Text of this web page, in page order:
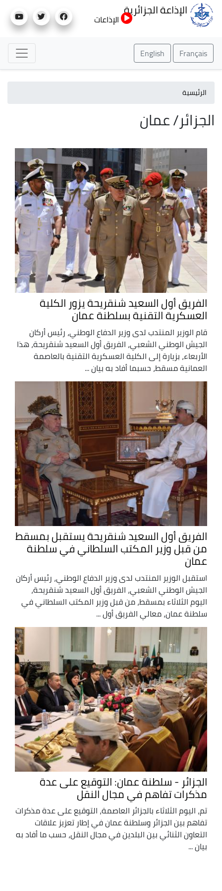
إلى
الإذاعة الجزائرية
الإذاعات
Français
English
الرئيسية
الجزائر/ عمان
الفريق أول السعيد شنقريحة يزور الكلية
العسكرية التقنية بسلطنة عمان
قام الوزير المنتدب لدى وزير الدفاع الوطني، رئيس أركان
الجيش الوطني الشعبي، الفريق أول السعيد شنقريحة، هذا
الأربعاء، بزيارة إلى الكلية العسكرية التقنية بالعاصمة
العمانية مسقط، حسبما أفاد به بيان ...
الفريق أول السعيد شنقريحة يستقبل بمسقط
من قبل وزير المكتب السلطاني في سلطنة
عمان
استقبل الوزير المنتدب لدى وزير الدفاع الوطني، رئيس أركان
الجيش الوطني الشعبي، الفريق أول السعيد شنقريحة،
اليوم الثلاثاء بمسقط، من قبل وزير المكتب السلطاني في
سلطنة عمان، معالي الفريق أول ...
الجزائر - سلطنة عمان: التوقيع على عدة
مذكرات تفاهم في مجال النقل
تم، اليوم الثلاثاء بالجزائر العاصمة، التوقيع على عدة مذكرات
تفاهم بين الجزائر وسلطنة عمان في إطار تعزيز علاقات
التعاون الثنائي بين البلدين في مجال النقل، حسب ما أفاد به
بيان ...